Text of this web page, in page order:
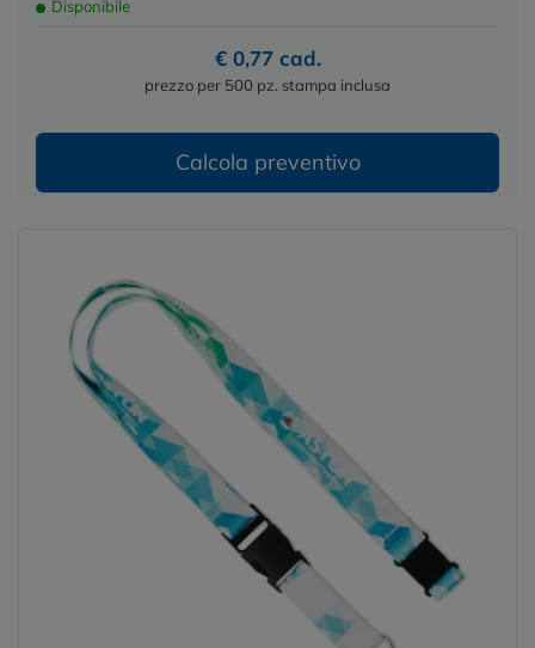
Disponibile
€ 0,77 cad.
prezzo per 500 pz. stampa inclusa
Calcola preventivo